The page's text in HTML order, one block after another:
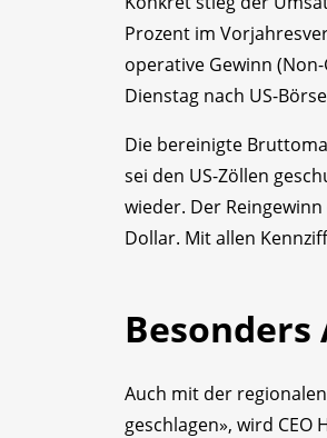
Prozent im
operative Gewinn
Dienstag nach US-
Die bereinigte
sei den US-Zöllen
wieder. Der
Dollar. Mit allen
Besonders
Auch mit der
geschlagen», wird